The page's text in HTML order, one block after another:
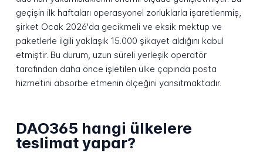
geçişin ilk haftaları operasyonel zorluklarla işaretlenmiş,
şirket Ocak 2026'da gecikmeli ve eksik mektup ve
paketlerle ilgili yaklaşık 15.000 şikayet aldığını kabul
etmiştir. Bu durum, uzun süreli yerleşik operatör
tarafından daha önce işletilen ülke çapında posta
hizmetini absorbe etmenin ölçeğini yansıtmaktadır.
DAO365 hangi ülkelere
teslimat yapar?